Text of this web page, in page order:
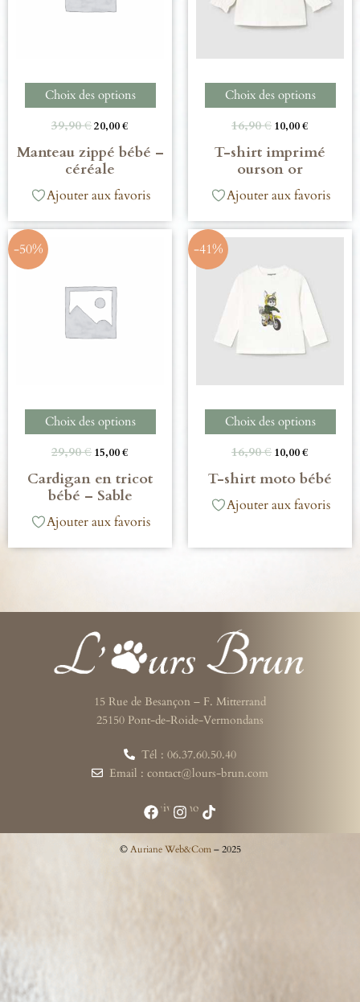
Choix des options
39,90€20,00€
Manteau zippé bébé –
céréale
Ajouter aux favoris
Choix des options
16,90€ 10,00€
T-shirt imprimé
ourson or
Ajouter aux favoris
-50%
Choix des options
29,90€ 15,00€
Cardigan en tricot
bébé – Sable
Ajouter aux favoris
-41%
Choix des options
16,90€ 10,00€
T-shirt moto bébé
Ajouter aux favoris
15 Rue de Besançon – F. Mitterrand
25150 Pont-de-Roide-Vermondans
Tél : 06.37.60.50.40
Email : contact@lours-brun.com
Suivez-nous
©Auriane Web&Com– 2025